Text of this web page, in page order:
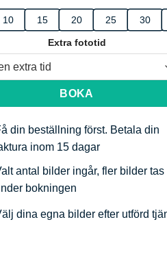
10 15 20 25 30
Extra fototid
BOKA
din beställning först. Betala din
inom 15 dagar
antal bilder ingår, fler bilder tas
bokningen
dina egna bilder efter utförd